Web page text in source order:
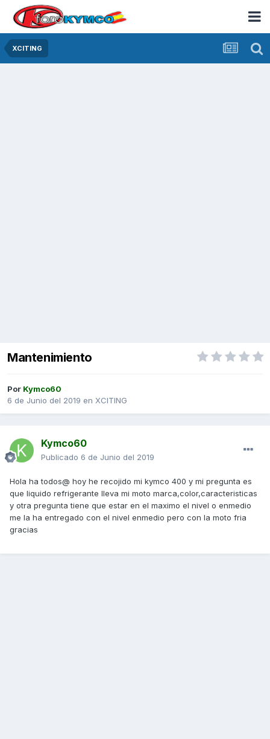
XCITING
Mantenimiento
Por Kymco60
6 de Junio del 2019 en XCITING
Kymco60
Publicado 6 de Junio del 2019
Hola ha todos@ hoy he recojido mi kymco 400 y mi pregunta es
que liquido refrigerante lleva mi moto marca,color,caracteristicas
y otra pregunta tiene que estar en el maximo el nivel o enmedio
me la ha entregado con el nivel enmedio pero con la moto fria
gracias